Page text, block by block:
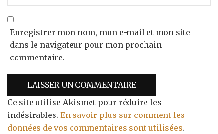
Enregistrer mon nom, mon e-mail et mon site
dans le navigateur pour mon prochain
commentaire.
Ce site utilise Akismet pour réduire les
indésirables. En savoir plus sur comment les
données de vos commentaires sont utilisées.